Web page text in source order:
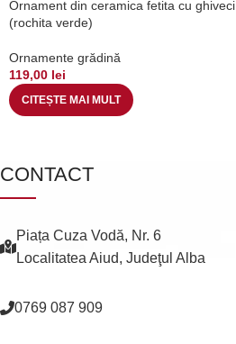
Ornament din ceramica fetita cu ghiveci
(rochita verde)
Ornamente grădină
119,00 lei
CITEȘTE MAI MULT
CONTACT
Piața Cuza Vodă, Nr. 6
Localitatea Aiud, Judeţul Alba
0769 087 909